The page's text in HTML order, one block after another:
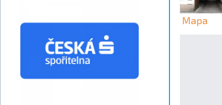
Mapa